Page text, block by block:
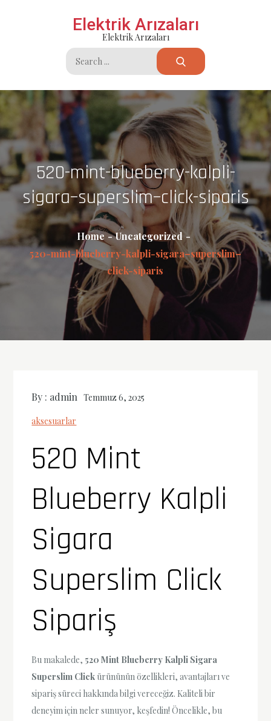
Elektrik Arızaları
Elektrik Arızaları
Search
for:
520-mint-blueberry-kalpli-
sigara–superslim–click-siparis
Home
Uncategorized
520-mint-blueberry-kalpli-sigara–superslim–
click-siparis
By : admin Temmuz 6, 2025
aksesuarlar
520 Mint
Blueberry Kalpli
Sigara
Superslim Click
Sipariş
Bu makalede, 520 Mint Blueberry Kalpli Sigara
Superslim Click ürününün özellikleri, avantajları ve
sipariş süreci hakkında bilgi vereceğiz. Kaliteli bir
deneyim için neler sunuyor, keşfedin! Öncelikle, bu